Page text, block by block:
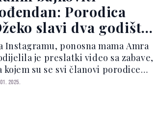
Porodica
slavi dva godišta
i sreće!
Instagramu, ponosna mama Amra
je preslatki video sa zabave,
kojem su se svi članovi porodice
oko male Hane dok je gasila
2025.